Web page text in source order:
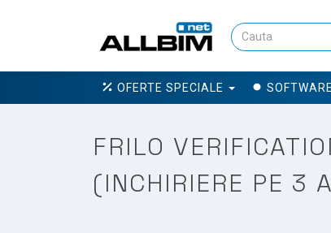
OFERTE SPECIALE
FRILO
(INCHIRIERE PE 3